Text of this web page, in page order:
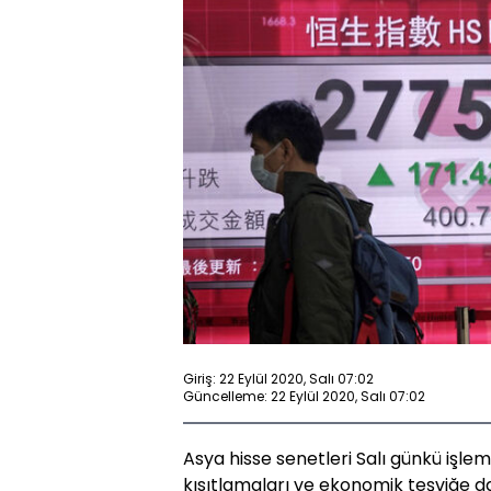
Giriş: 22 Eylül 2020, Salı 07:02
Güncelleme: 22 Eylül 2020, Salı 07:02
Asya hisse senetleri Salı günkü
kısıtlamaları ve ekonomik teşviğe